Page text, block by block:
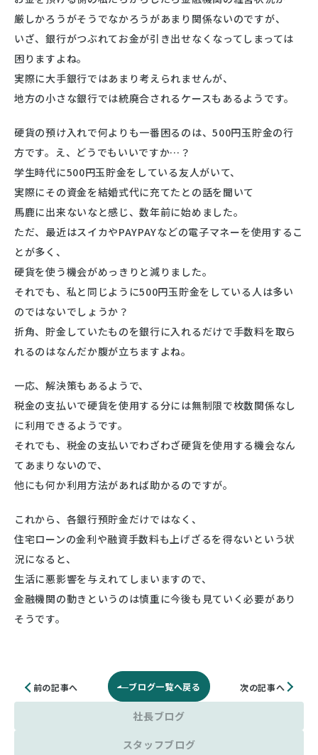
社長ブログ
スタッフブログ
厳しかろうがそうでなかろうがあまり関係ないのですが、
いざ、銀行がつぶれてお金が引き出せなくなってしまっては
困りますよね。
実際に大手銀行ではあまり考えられませんが、
地方の小さな銀行では統廃合されるケースもあるようです。
硬貨の預け入れで何よりも一番困るのは、500円玉貯金の行
方です。え、どうでもいいですか…？
学生時代に500円玉貯金をしている友人がいて、
実際にその資金を結婚式代に充てたとの話を聞いて
馬鹿に出来ないなと感じ、数年前に始めました。
ただ、最近はスイカやPAYPAYなどの電子マネーを使用するこ
とが多く、
硬貨を使う機会がめっきりと減りました。
それでも、私と同じように500円玉貯金をしている人は多い
のではないでしょうか？
折角、貯金していたものを銀行に入れるだけで手数料を取ら
れるのはなんだか腹が立ちますよね。
一応、解決策もあるようで、
税金の支払いで硬貨を使用する分には無制限で枚数関係なし
に利用できるようです。
それでも、税金の支払いでわざわざ硬貨を使用する機会なん
てあまりないので、
他にも何か利用方法があれば助かるのですが。
これから、各銀行預貯金だけではなく、
住宅ローンの金利や融資手数料も上げざるを得ないという状
況になると、
生活に悪影響を与えれてしまいますので、
金融機関の動きというのは慎重に今後も見ていく必要があり
そうです。
前の記事へ ブログ一覧へ戻る 次の記事へ